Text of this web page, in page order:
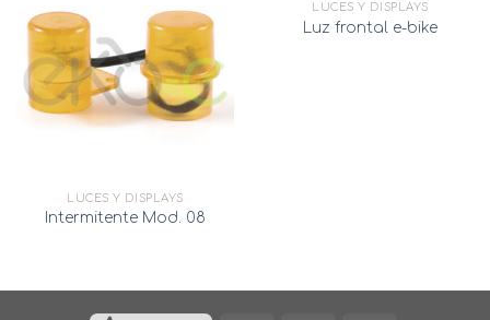
LUCES Y DISPLAYS
Intermitente Mod. 08
LUCES Y DISPLAYS
Luz frontal e-bike